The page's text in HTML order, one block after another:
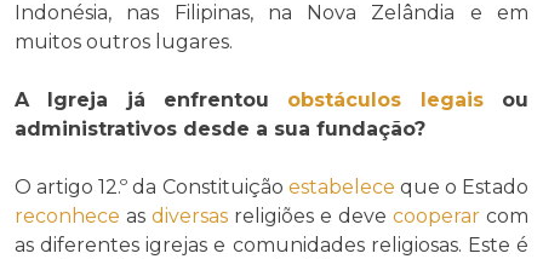
Indonésia, nas Filipinas, na Nova Zelândia e em
muitos outros lugares.
A Igreja já enfrentou obstáculos legaisou
administrativos desde a sua fundação?
O artigo 12.º da Constituição estabelece que o Estado
reconhece as diversas religiões e deve cooperar com
as diferentes igrejas e comunidades religiosas. Este é